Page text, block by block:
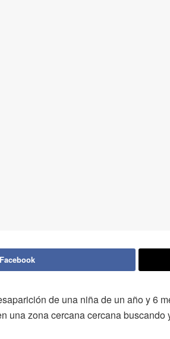
de una niña de un año y 6
una zona cercana cercana buscando